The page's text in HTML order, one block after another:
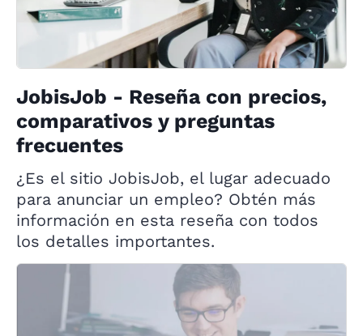
JobisJob - Reseña con precios,
comparativos y preguntas
frecuentes
¿Es el sitio JobisJob, el lugar adecuado
para anunciar un empleo? Obtén más
información en esta reseña con todos
los detalles importantes.